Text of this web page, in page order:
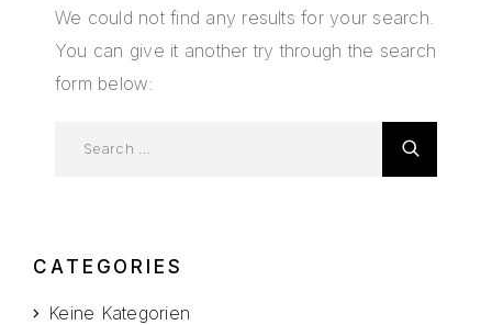
We could not find any results for your search.
You can give it another try through the search
form below:
CATEGORIES
Keine Kategorien